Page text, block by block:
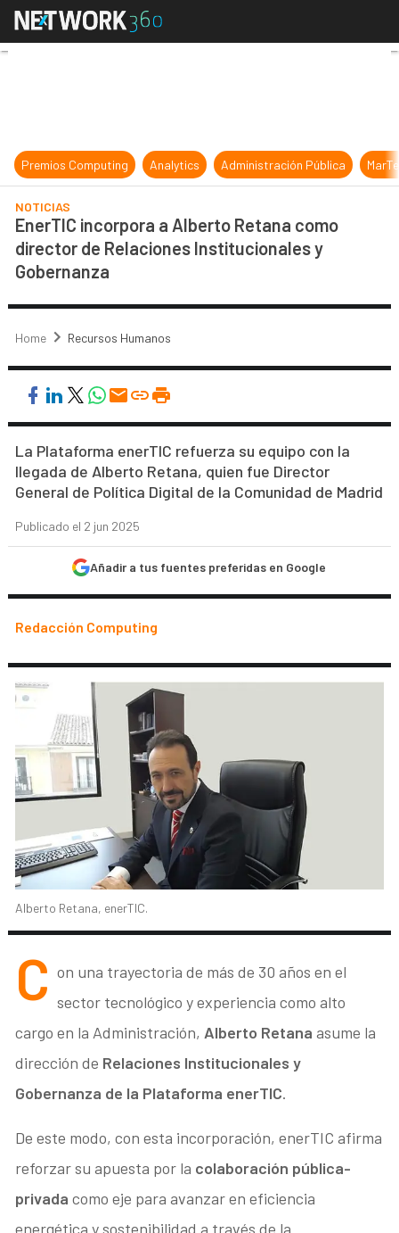
EnerTIC incorpora a Alberto
Premios Computing Analytics Administración Pública
NOTICIAS
EnerTIC incorpora a Alberto Retana como
director de Relaciones Institucionales y
Gobernanza
Home Recursos Humanos
La Plataforma enerTIC refuerza su equipo con la
llegada de Alberto Retana, quien fue Director
General de Política Digital de la Comunidad de Madrid
Publicado el 2 jun 2025
Añadir a tus fuentes preferidas en Google
Redacción Computing
Alberto Retana, enerTIC.
C on una trayectoria de más de 30 años en el
sector tecnológico y experiencia como alto
cargo en la Administración,Alberto Retana asume la
dirección de Relaciones Institucionales y
Gobernanza de la Plataforma enerTIC.
De este modo, con esta incorporación, enerTIC afirma
reforzar su apuesta por la colaboración pública-
privada como eje para avanzar en eficiencia
energética y sostenibilidad a través de la